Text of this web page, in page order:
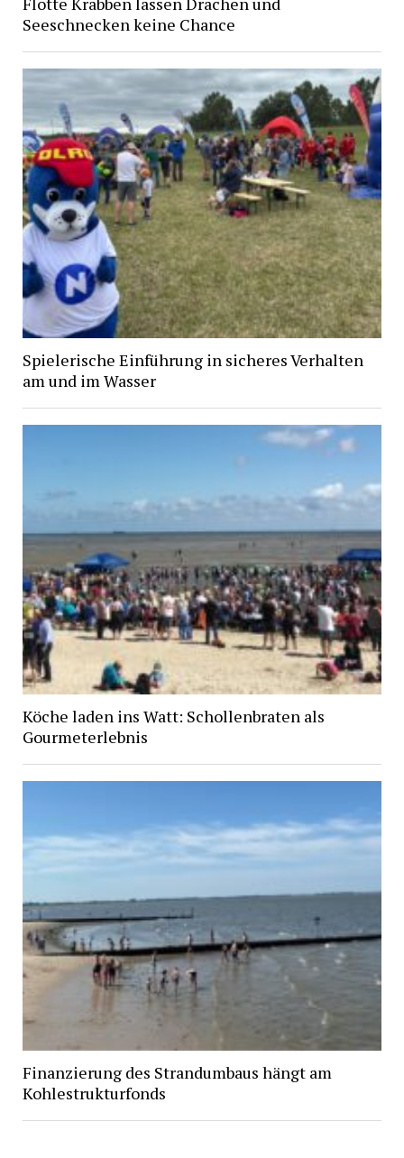
Seeschnecken keine Chance
Spielerische Einführung in sicheres Verhalten
am und im Wasser
Köche laden ins Watt: Schollenbraten als
Gourmeterlebnis
Finanzierung des Strandumbaus hängt am
Kohlestrukturfonds